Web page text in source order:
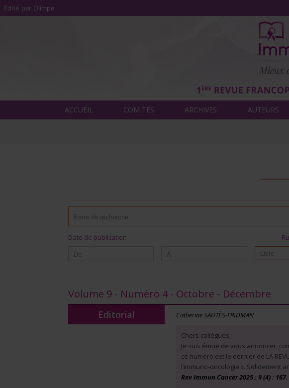
ACCUEIL COMITÉS ARCHIVES AUTEURS
Date de publication
Volume 9 - Numéro 4 - Octobre - Décembre
Editorial Catherine SAUTÈS-FRIDMAN
Chers collègues,
Je suis émue de vous annoncer,
ce numéro est le dernier de LA
l’immuno-oncologie ». Solidement
Rev Immun Cancer 2025 ; 9 (4) : 167.
Edité par Olimpe